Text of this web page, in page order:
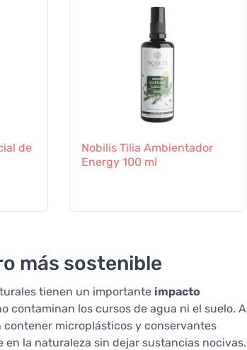
de
Nobilis Tilia Ambientador
Energy 100 ml
más sostenible
tienen un importante impacto
contaminan los cursos de agua ni el suelo. A
microplásticos y conservantes
la naturaleza sin dejar sustancias nocivas.